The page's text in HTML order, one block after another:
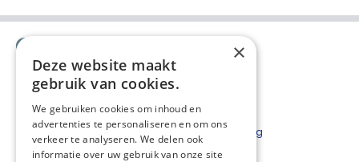
Contact
Bestelformulier
Privacyverklaring
Disclaimer
×
Deze website maakt
gebruik van cookies.
We gebruiken cookies om inhoud en
advertenties te personaliseren en om ons
verkeer te analyseren. We delen ook
informatie over uw gebruik van onze site